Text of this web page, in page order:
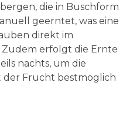
die in Buschform
geerntet, was eine
direkt im
erfolgt die Ernte
nachts, um die
der Frucht bestmöglich